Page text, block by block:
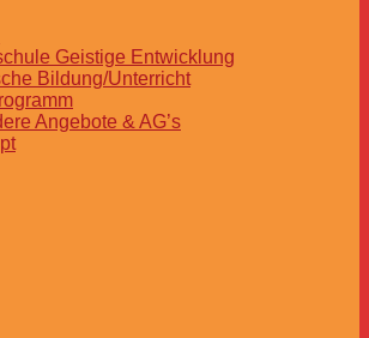
Geistige Entwicklung
Bildung/Unterricht
Angebote & AG’s